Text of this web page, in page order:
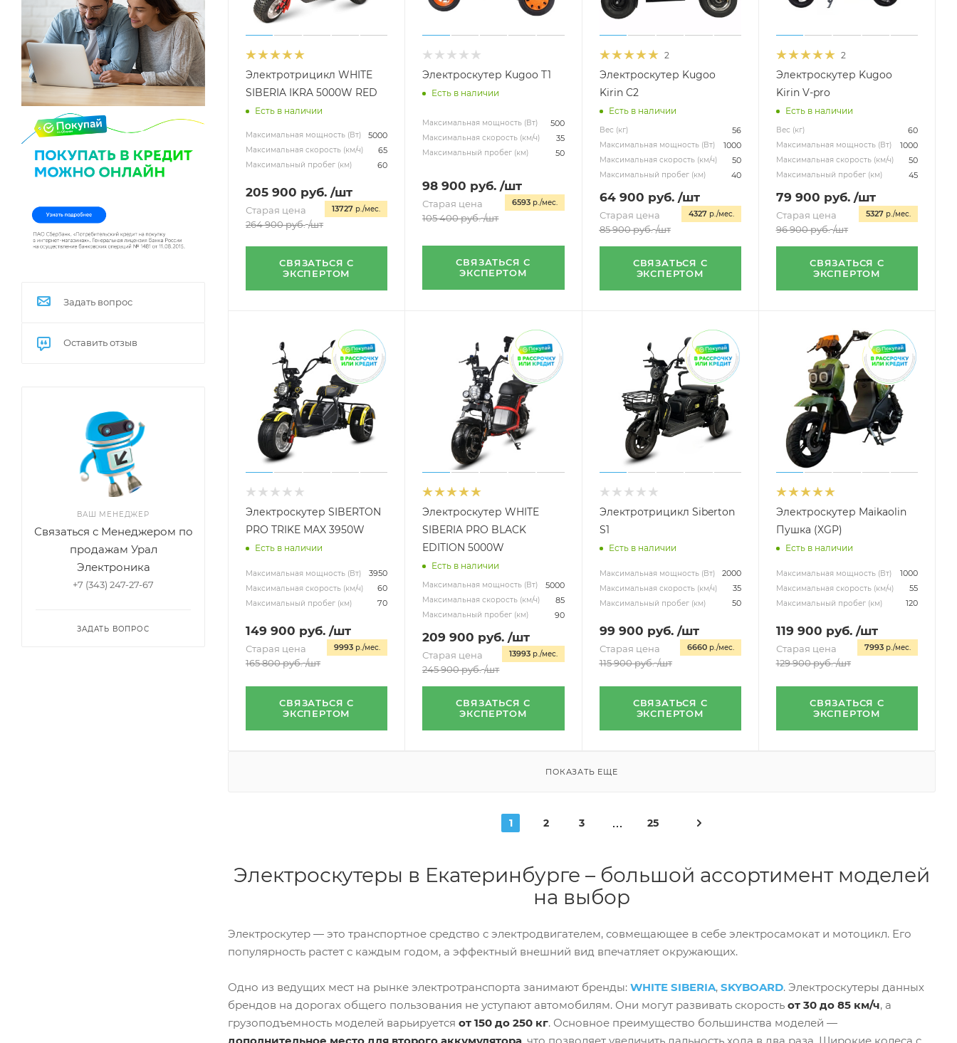
Электротрицикл WHITE
SIBERIA IKRA 5000W RED
Есть в наличии
Максимальная мощность (Вт) 5000
Максимальная скорость (км/ч) 65
Максимальный пробег (км) 60
205 900 руб. /шт
13727 р./мес.
Старая цена
264 900руб. /шт
СВЯЗАТЬСЯ С
ЭКСПЕРТОМ
Электроскутер Kugoo T1
Есть в наличии
Максимальная мощность (Вт) 500
Максимальная скорость (км/ч) 35
Максимальный пробег (км) 50
98 900 руб. /шт
6593р./мес.
Старая цена
105 400руб. /шт
СВЯЗАТЬСЯ С
ЭКСПЕРТОМ
2
Электроскутер Kugoo
Kirin C2
Есть в наличии
Вес (кг) 56
Максимальная мощность (Вт) 1000
Максимальная скорость (км/ч) 50
Максимальный пробег (км) 40
64 900 руб. /шт
4327р./мес.
Старая цена
85 900руб. /шт
СВЯЗАТЬСЯ С
ЭКСПЕРТОМ
2
Электроскутер Kugoo
Kirin V-pro
Есть в наличии
Вес (кг) 60
Максимальная мощность (Вт) 1000
Максимальная скорость (км/ч) 50
Максимальный пробег (км) 45
79 900 руб. /шт
5327 р./мес.
Старая цена
96 900руб. /шт
СВЯЗАТЬСЯ С
ЭКСПЕРТОМ
Электроскутер SIBERTON
PRO TRIKE MAX 3950W
Есть в наличии
Максимальная мощность (Вт) 3950
Максимальная скорость (км/ч) 60
Максимальный пробег (км) 70
149 900 руб. /шт
9993 р./мес.
Старая цена
165 800руб. /шт
СВЯЗАТЬСЯ С
ЭКСПЕРТОМ
Электроскутер WHITE
SIBERIA PRO BLACK
EDITION 5000W
Есть в наличии
Максимальная мощность (Вт) 5000
Максимальная скорость (км/ч) 85
Максимальный пробег (км) 90
209 900 руб. /шт
13993р./мес.
Старая цена
245 900руб. /шт
СВЯЗАТЬСЯ С
ЭКСПЕРТОМ
Электротрицикл Siberton
S1
Есть в наличии
Максимальная мощность (Вт) 2000
Максимальная скорость (км/ч) 35
Максимальный пробег (км) 50
99 900 руб. /шт
6660р./мес.
Старая цена
115 900руб. /шт
СВЯЗАТЬСЯ С
ЭКСПЕРТОМ
Электроскутер Maikaolin
Пушка (XGP)
Есть в наличии
Максимальная мощность (Вт) 1000
Максимальная скорость (км/ч) 55
Максимальный пробег (км) 120
119 900 руб. /шт
7993 р./мес.
Старая цена
129 900руб. /шт
СВЯЗАТЬСЯ С
ЭКСПЕРТОМ
ПОКАЗАТЬ ЕЩЕ
1 2 3 25
Электроскутеры в Екатеринбурге – большой ассортимент моделей
на выбор
Электроскутер — это транспортное средство с электродвигателем, совмещающее в себе электросамокат и мотоцикл. Его
популярность растет с каждым годом, а эффектный внешний вид впечатляет окружающих.
Одно из ведущих мест на рынке электротранспорта занимают бренды: WHITE SIBERIA, SKYBOARD. Электроскутеры данных
брендов на дорогах общего пользования не уступают автомобилям. Они могут развивать скорость от 30 до 85 км/ч, а
грузоподъемность моделей варьируется от 150 до 250 кг. Основное преимущество большинства моделей —
Задать вопрос
Оставить отзыв
ВАШ МЕНЕДЖЕР
Связаться с Менеджером по
продажам Урал
Электроника
+7 (343) 247-27-67
ЗАДАТЬ ВОПРОС